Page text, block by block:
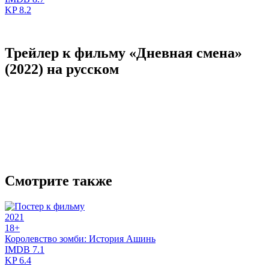
KP8.2
Трейлер к фильму «Дневная смена»
(2022) на русском
Смотрите также
2021
18+
Королевство зомби: История Ашинь
IMDB 7.1
KP6.4